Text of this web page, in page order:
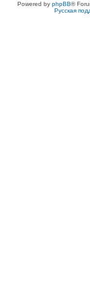
Powered by phpBB®
Русская